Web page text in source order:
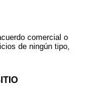
comercial o
de ningún tipo,